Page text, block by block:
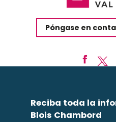
Póngase en
Reciba toda la
Blois Chambord